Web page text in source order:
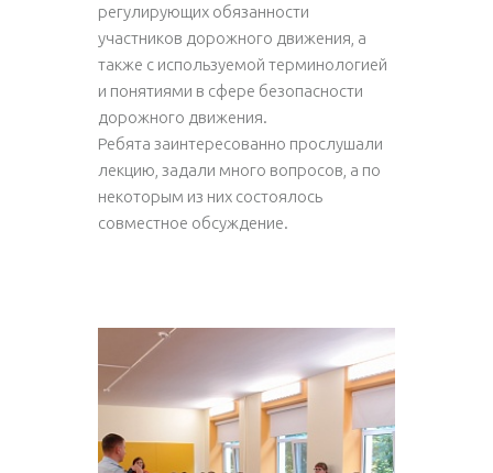
регулирующих обязанности
участников дорожного движения, а
также с используемой терминологией
и понятиями в сфере безопасности
дорожного движения.
Ребята заинтересованно прослушали
лекцию, задали много вопросов, а по
некоторым из них состоялось
совместное обсуждение.